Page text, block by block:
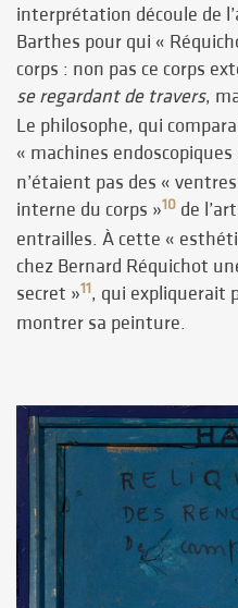
interprétation découle de
Barthes pour qui «
corps : non pas ce corps
se regardant de travers,
Le philosophe, qui
« machines endoscopiques
n’étaient pas des «
interne du corps »10 de
entrailles. À cette «
chez Bernard Réquichot
secret »11, qui expliquerait
montrer sa peinture.